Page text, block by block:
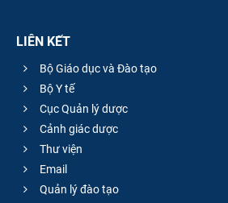
LIÊN KẾT
Bộ Giáo dục và Đào tạo
Bộ Y tế
Cục Quản lý dược
Cảnh giác dược
Thư viện
Email
Quản lý đào tạo